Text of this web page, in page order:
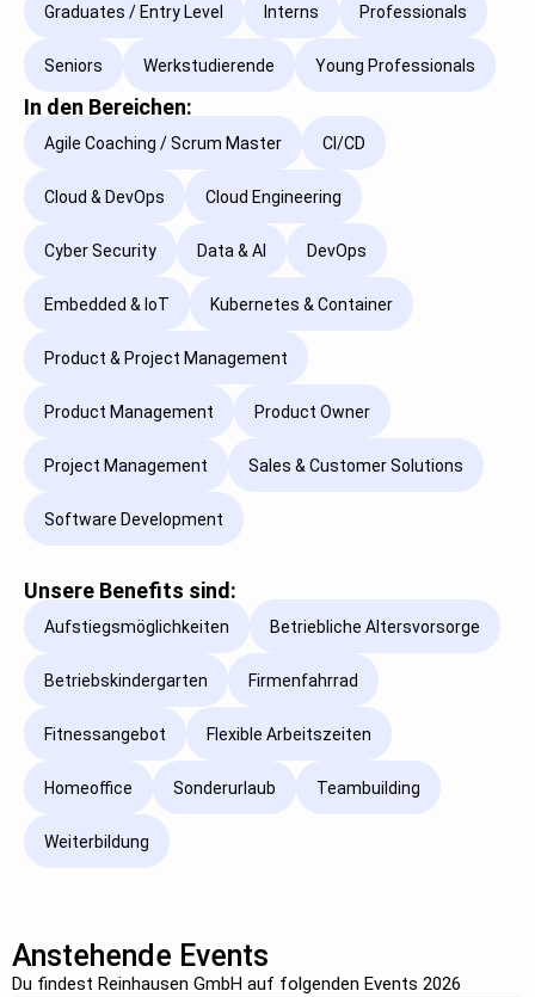
Graduates / Entry Level Interns Professionals
Seniors Werkstudierende Young Professionals
In den Bereichen:
Agile Coaching / Scrum Master CI/CD
Cloud & DevOps Cloud Engineering
Cyber Security Data & AI DevOps
Embedded & IoT Kubernetes & Container
Product & Project Management
Product Management Product Owner
Project Management Sales & Customer Solutions
Software Development
Unsere Benefits sind:
Aufstiegsmöglichkeiten Betriebliche Altersvorsorge
Betriebskindergarten Firmenfahrrad
Fitnessangebot Flexible Arbeitszeiten
Homeoffice Sonderurlaub Teambuilding
Weiterbildung
Anstehende Events
Du findest Reinhausen GmbH auf folgenden Events 2026